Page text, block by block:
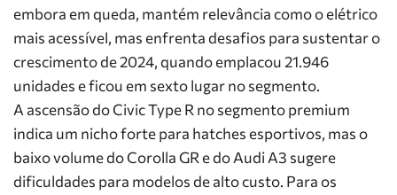
embora em queda, mantém relevância como o elétrico
mais acessível, mas enfrenta desafios para sustentar o
crescimento de 2024, quando emplacou 21.946
unidades e ficou em sexto lugar no segmento.
A ascensão do Civic Type R no segmento premium
indica um nicho forte para hatches esportivos, mas o
baixo volume do Corolla GR e do Audi A3 sugere
dificuldades para modelos de alto custo. Para os